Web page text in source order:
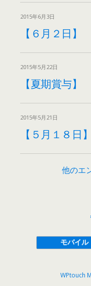
2015年6月3日
【６月２日】
2015年5月22日
【夏期賞与】
2015年5月21日
【５月１８日】
他のエ
モバイル
WPtouch